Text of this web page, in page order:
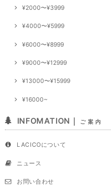
¥2000〜¥3999
¥4000〜¥5999
¥6000〜¥8999
¥9000〜¥12999
¥13000〜¥15999
¥16000~
INFOMATION｜ ご 案 内
LACICOについて
ニュース
お問い合わせ